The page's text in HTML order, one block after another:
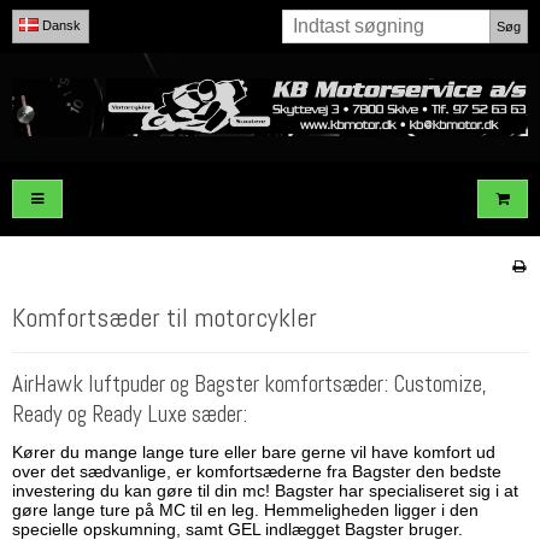
Dansk Søg
Komfortsæder til motorcykler
AirHawk luftpuder og Bagster komfortsæder: Customize,
Ready og Ready Luxe sæder:
Kører du mange lange ture eller bare gerne vil have komfort ud
over det sædvanlige, er komfortsæderne fra Bagster den bedste
investering du kan gøre til din mc! Bagster har specialiseret sig i at
gøre lange ture på MC til en leg. Hemmeligheden ligger i den
specielle opskumning, samt GEL indlægget Bagster bruger.